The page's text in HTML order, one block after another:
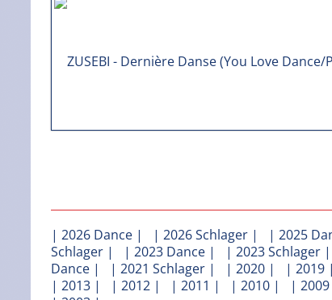
| 2026 Dance | | 2026 Schlager | | 2025
Schlager | | 2023 Dance | | 2023 Schlager
Dance | | 2021 Schlager | | 2020 | | 2019
| 2013 | | 2012 | | 2011 | | 2010 | | 2009